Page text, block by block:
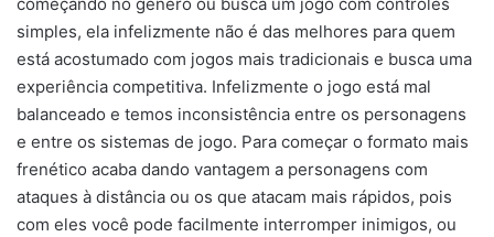
começando no gênero ou busca um jogo com controles
simples, ela infelizmente não é das melhores para quem
está acostumado com jogos mais tradicionais e busca uma
experiência competitiva. Infelizmente o jogo está mal
balanceado e temos inconsistência entre os personagens
e entre os sistemas de jogo. Para começar o formato mais
frenético acaba dando vantagem a personagens com
ataques à distância ou os que atacam mais rápidos, pois
com eles você pode facilmente interromper inimigos, ou